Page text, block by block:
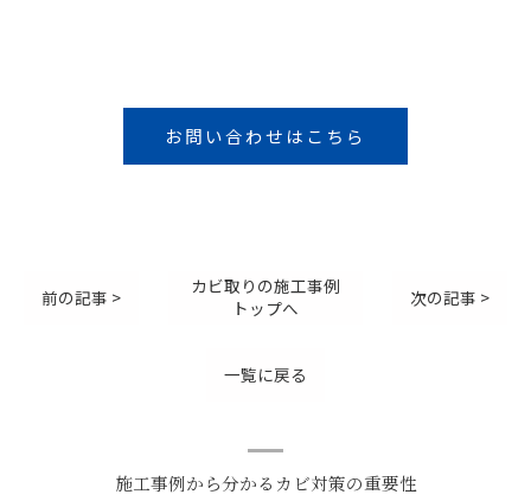
お問い合わせはこちら
前の記事 >
カビ取りの施工事例
トップへ
次の記事 >
一覧に戻る
施工事例から分かるカビ対策の重要性